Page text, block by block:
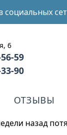
социальных
6
59
90
ОТЗЫВЫ
назад